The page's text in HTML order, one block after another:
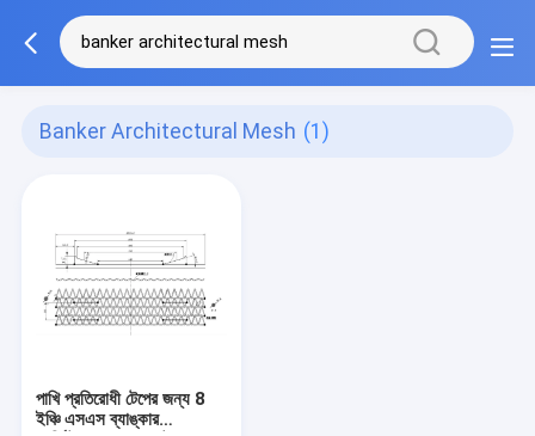
Banker Architectural Mesh (1)
পাখি প্রতিরোধী টেপের জন্য 8
ইঞ্চি এসএস ব্যাঙ্কার